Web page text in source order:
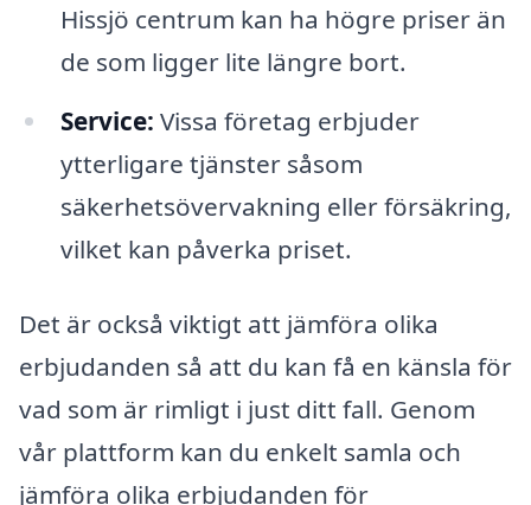
Hissjö centrum kan ha högre priser än
de som ligger lite längre bort.
Service: Vissa företag erbjuder
ytterligare tjänster såsom
säkerhetsövervakning eller försäkring,
vilket kan påverka priset.
Det är också viktigt att jämföra olika
erbjudanden så att du kan få en känsla för
vad som är rimligt i just ditt fall. Genom
vår plattform kan du enkelt samla och
jämföra olika erbjudanden för